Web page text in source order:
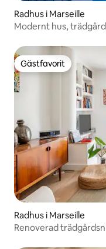
Radhus i Marseille
Modernt hus,
Gästfavorit
Gästfavorit
Radhus i Marseille
Renoverad